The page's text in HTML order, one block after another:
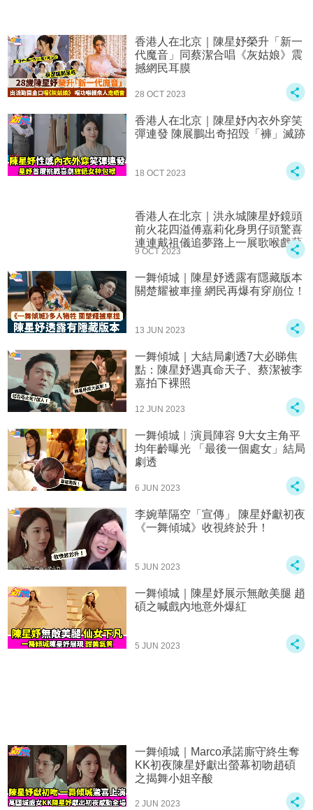
香港人在北京｜陳星妤榮升「新一
代魔音」同蔡潔合唱《灰姑娘》震
撼網民耳膜
28 OCT 2023
香港人在北京｜陳星妤內衣外穿笑
彈連發 陳展鵬出奇招毁「褲」滅跡
18 OCT 2023
香港人在北京｜洪永城陳星妤鏡頭
前火花四溢傅嘉莉化身男仔頭驚喜
連連戴祖儀追夢路上一展歌喉戲藝
9 OCT 2023
一舞傾城｜陳星妤透露有隱藏版本
關楚耀被車撞 網民再爆有穿崩位！
13 JUN 2023
一舞傾城｜大結局劇透7大必睇焦
點：陳星妤遇真命天子、蔡潔被李
嘉拍下裸照
12 JUN 2023
一舞傾城︱演員陣容 9大女主角平
均年齡曝光 「最後一個處女」結局
劇透
6 JUN 2023
李婉華隔空「宣傳」 陳星妤獻初夜
《一舞傾城》收視終於升！
5 JUN 2023
一舞傾城｜陳星妤展示無敵美腿 趙
碩之喊戲內地意外爆紅
5 JUN 2023
一舞傾城｜Marco承諾廝守終生奪
KK初夜陳星妤獻出螢幕初吻趙碩
之揭舞小姐辛酸
2 JUN 2023